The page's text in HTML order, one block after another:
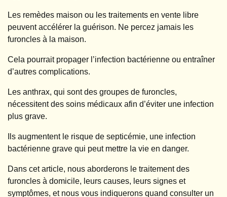
Les remèdes maison ou les traitements en vente libre
peuvent accélérer la guérison. Ne percez jamais les
furoncles à la maison.
Cela pourrait propager l’infection bactérienne ou entraîner
d’autres complications.
Les anthrax, qui sont des groupes de furoncles,
nécessitent des soins médicaux afin d’éviter une infection
plus grave.
Ils augmentent le risque de septicémie, une infection
bactérienne grave qui peut mettre la vie en danger.
Dans cet article, nous aborderons le traitement des
furoncles à domicile, leurs causes, leurs signes et
symptômes, et nous vous indiquerons quand consulter un